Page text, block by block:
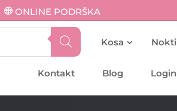
ONLINE PODRŠKA
Kosa Nokti
Kontakt Blog Login